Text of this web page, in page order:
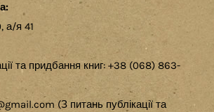
а/я 41
та придбання книг: +38 (068) 863-
(З питань публікації та